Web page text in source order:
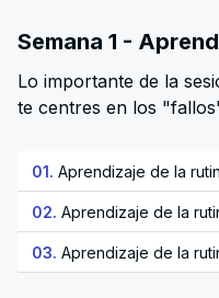
Semana 1 -
Lo importante de la
te centres en los
01. Aprendizaje de la
02. Aprendizaje de la
03. Aprendizaje de la